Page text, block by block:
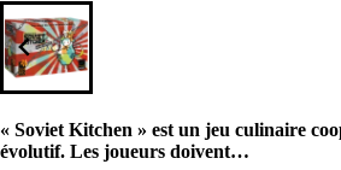
« Soviet Kitchen » est un jeu culinaire
évolutif. Les joueurs doivent…